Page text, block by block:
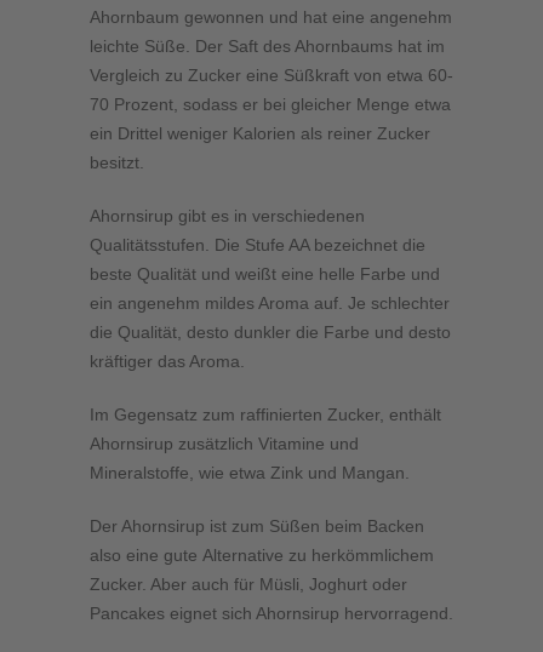
Ahornbaum gewonnen und hat eine angenehm
leichte Süße. Der Saft des Ahornbaums hat im
Vergleich zu Zucker eine Süßkraft von etwa 60-
70 Prozent, sodass er bei gleicher Menge etwa
ein Drittel weniger Kalorien als reiner Zucker
besitzt.
Ahornsirup gibt es in verschiedenen
Qualitätsstufen. Die Stufe AA bezeichnet die
beste Qualität und weißt eine helle Farbe und
ein angenehm mildes Aroma auf. Je schlechter
die Qualität, desto dunkler die Farbe und desto
kräftiger das Aroma.
Im Gegensatz zum raffinierten Zucker, enthält
Ahornsirup zusätzlich Vitamine und
Mineralstoffe, wie etwa Zink und Mangan.
Der Ahornsirup ist zum Süßen beim Backen
also eine gute Alternative zu herkömmlichem
Zucker. Aber auch für Müsli, Joghurt oder
Pancakes eignet sich Ahornsirup hervorragend.